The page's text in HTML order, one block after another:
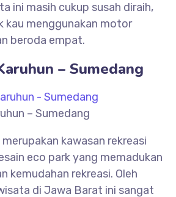
ini masih cukup susah diraih,
kau menggunakan motor
beroda empat.
– Sumedang
– Sumedang
kawasan rekreasi
eco park yang memadukan
kemudahan rekreasi. Oleh
di Jawa Barat ini sangat